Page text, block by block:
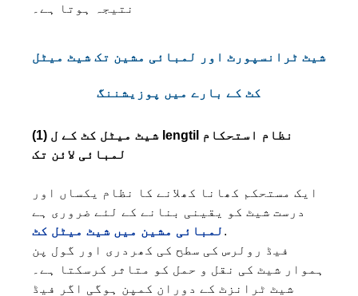
نتیجہ ہوتا ہے۔
شیٹ ٹرانسپورٹ اور لمبائی مشین تک شیٹ میٹل
کٹ کے بارے میں پوزیشننگ
(1) شیٹ میٹل کٹ کے ل lengtil نظام استحکام
لمبائی لائن تک
ایک مستحکم کھانا کھلانے کا نظام یکساں اور
درست شیٹ کو یقینی بنانے کے لئے ضروری ہے
لمبائی مشین میں شیٹ میٹل کٹ .
فیڈ رولرس کی سطح کی کھردری اور گول پن
ہموار شیٹ کی نقل و حمل کو متاثر کرسکتا ہے۔
شیٹ ٹرانزٹ کے دوران کمپن ہوگی اگر فیڈ